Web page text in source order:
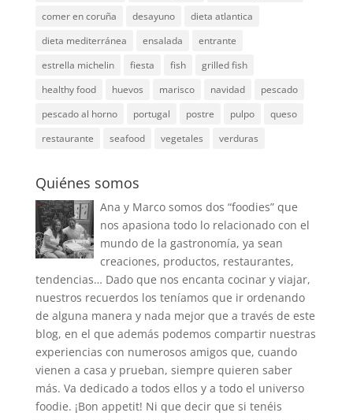
comer en coruña
desayuno
dieta atlantica
dieta mediterránea
ensalada
entrante
estrella michelin
fiesta fish
grilled fish
healthy food
huevos marisco navidad
pescado
pescado al horno
portugal postre pulpo
queso
restaurante
seafood vegetales verduras
Quiénes somos
Ana y Marco somos dos “foodies” que
nos apasiona todo lo relacionado con el
mundo de la gastronomía, ya sean
creaciones, productos, restaurantes,
tendencias… Dado que nos encanta cocinar y viajar,
nuestros recuerdos los teníamos que ir ordenando
de alguna manera y nada mejor que a través de este
blog, en el que además podemos compartir nuestras
experiencias con numerosos amigos que, cuando
vienen a casa y prueban, siempre quieren saber
más. Va dedicado a todos ellos y a todo el universo
foodie. ¡Bon appetit! Ni que decir que si tenéis